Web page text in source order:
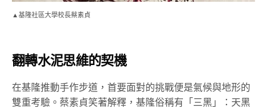
▲基隆社區大學校長蔡素貞
翻轉水泥思維的契機
在基隆推動手作步道，首要面對的挑戰便是氣候與地形的
雙重考驗。蔡素貞笑著解釋，基隆俗稱有「三黑」：天黑